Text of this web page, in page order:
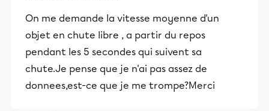
On me demande la vitesse moyenne d'un
objet en chute libre , a partir du repos
pendant les 5 secondes qui suivent sa
chute.Je pense que je n'ai pas assez de
donnees,est-ce que je me trompe?Merci